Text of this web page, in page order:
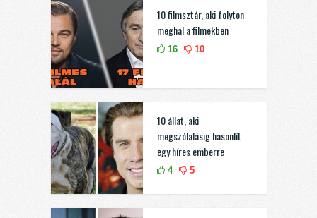
10 filmsztár, aki folyton
meghal a filmekben
16 10
10 állat, aki
megszólalásig hasonlít
egy híres emberre
4 5